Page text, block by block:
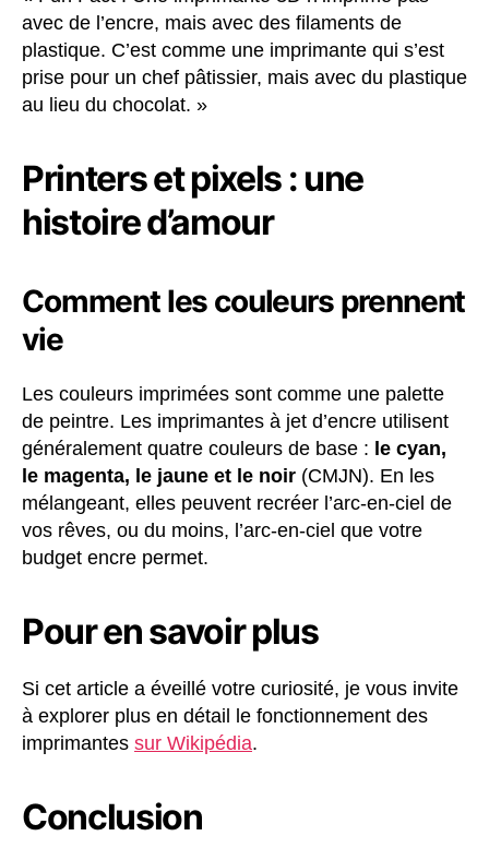
avec de l’encre, mais avec des filaments de
plastique. C’est comme une imprimante qui s’est
prise pour un chef pâtissier, mais avec du plastique
au lieu du chocolat. »
Printers et pixels : une
histoire d’amour
Comment les couleurs prennent
vie
Les couleurs imprimées sont comme une palette
de peintre. Les imprimantes à jet d’encre utilisent
généralement quatre couleurs de base : le cyan,
le magenta, le jaune et le noir (CMJN). En les
mélangeant, elles peuvent recréer l’arc-en-ciel de
vos rêves, ou du moins, l’arc-en-ciel que votre
budget encre permet.
Pour en savoir plus
Si cet article a éveillé votre curiosité, je vous invite
à explorer plus en détail le fonctionnement des
imprimantes sur Wikipédia.
Conclusion